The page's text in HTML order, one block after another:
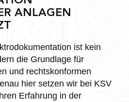
ANLAGEN
ist kein
die Grundlage für
und rechtskonformen
hier setzen wir bei KSV
Erfahrung in der